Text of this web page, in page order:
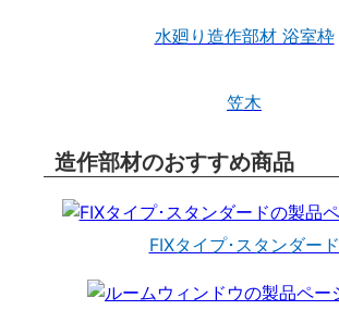
水廻り造作部材 浴室枠
笠木
造作部材のおすすめ商品
FIXタイプ･スタンダード